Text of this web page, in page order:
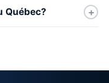
Québec?